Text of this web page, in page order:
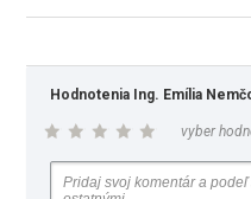
Hodnotenia Ing. Emília
vyber